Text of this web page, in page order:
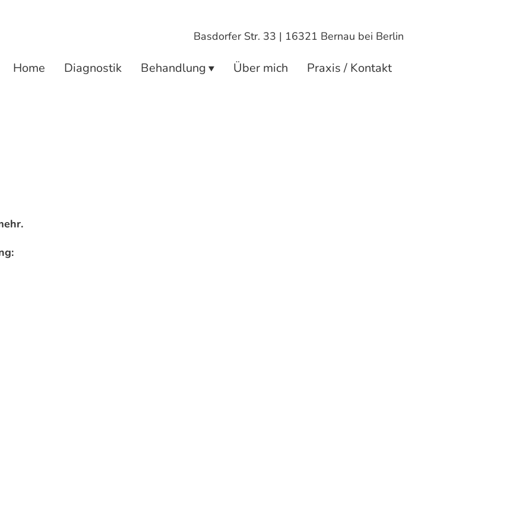
Basdorfer Str. 33 | 16321 Bernau bei Berlin
Home Diagnostik Behandlung Über mich Praxis / Kontakt